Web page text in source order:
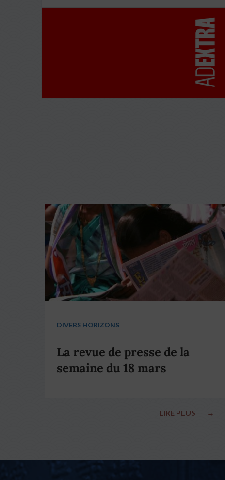
DIVERS HORIZONS
La revue de presse de la
semaine du 18 mars
LIRE PLUS →